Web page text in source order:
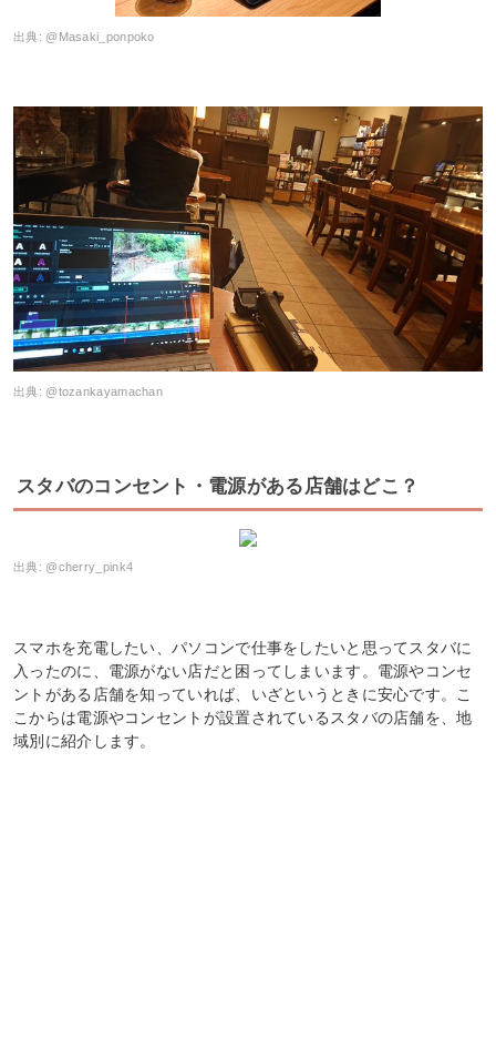
出典: @Masaki_ponpoko
出典: @tozankayamachan
スタバのコンセント・電源がある店舗はどこ？
出典: @cherry_pink4
スマホを充電したい、パソコンで仕事をしたいと思ってスタバに
入ったのに、電源がない店だと困ってしまいます。電源やコンセ
ントがある店舗を知っていれば、いざというときに安心です。こ
こからは電源やコンセントが設置されているスタバの店舗を、地
域別に紹介します。